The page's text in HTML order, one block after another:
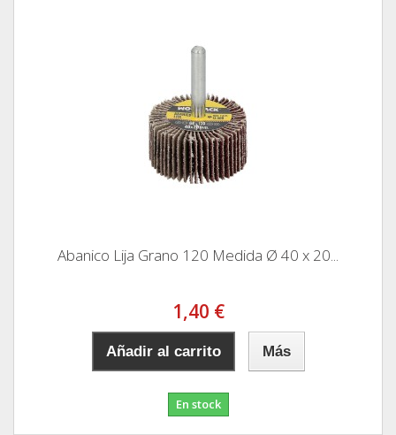
Abanico Lija Grano 120 Medida Ø 40 x 20...
1,40 €
Añadir al carrito Más
En stock